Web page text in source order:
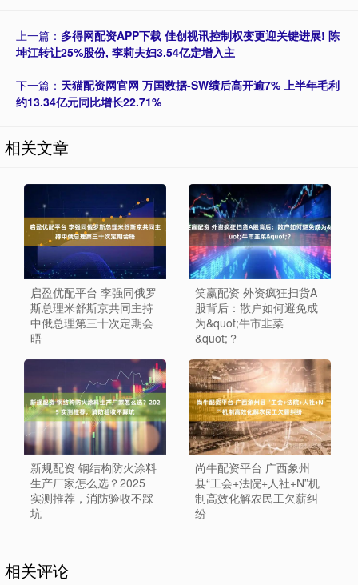
上一篇： 多得网配资APP下载 佳创视讯控制权变更迎关键进展! 陈
坤江转让25%股份, 李莉夫妇3.54亿定增入主
下一篇： 天猫配资网官网 万国数据-SW绩后高开逾7% 上半年毛利
约13.34亿元同比增长22.71%
相关文章
启盈优配平台 李强同俄罗
斯总理米舒斯京共同主持
中俄总理第三十次定期会
晤
笑赢配资 外资疯狂扫货A
股背后：散户如何避免成
为&quot;牛市韭菜
&quot;？
新规配资 钢结构防火涂料
生产厂家怎么选？2025
实测推荐，消防验收不踩
坑
尚牛配资平台 广西象州
县“工会+法院+人社+N”机
制高效化解农民工欠薪纠
纷
相关评论